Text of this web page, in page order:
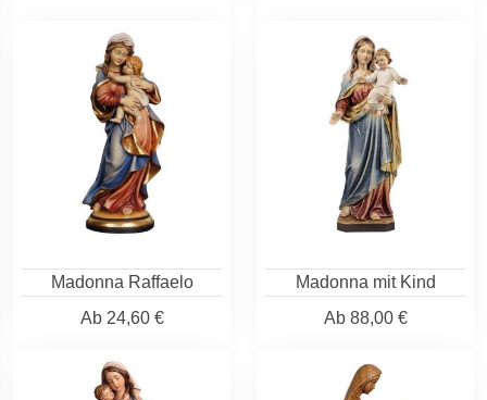
Madonna Raffaelo
Ab24,60 €
Madonna mit Kind
Ab88,00 €